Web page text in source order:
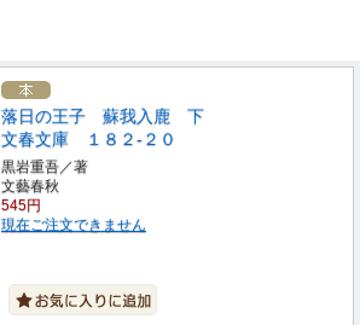
落日の王子 蘇我入鹿 下
文春文庫 １８２‐２０
黒岩重吾／著
文藝春秋
545円
現在ご注文できません